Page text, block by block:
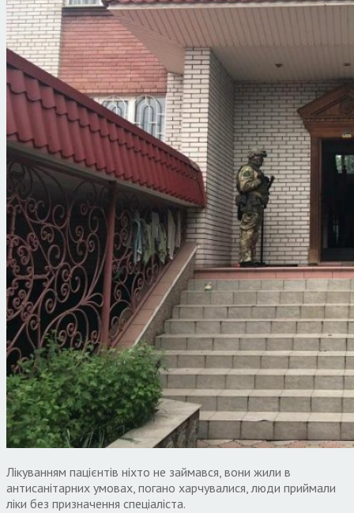
Лікуванням пацієнтів ніхто не займався, вони жили в
антисанітарних умовах, погано харчувалися, люди приймали
ліки без призначення спеціаліста.